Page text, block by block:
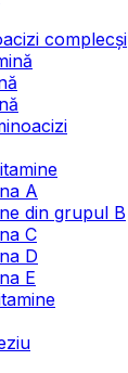
complecși
A
din grupul B
C
D
E